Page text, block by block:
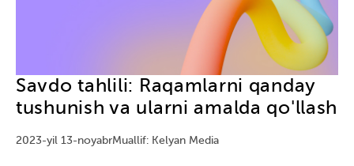
Savdo tahlili: Raqamlarni qanday
tushunish va ularni amalda qo'llash
2023-yil 13-noyabrMuallif: Kelyan Media